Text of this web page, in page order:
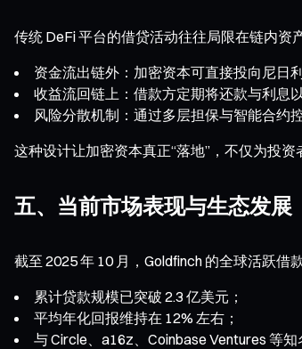
传统 DeFi 平台的借贷活动往往局限在链内资
资金流出链外：加密资本可直接投向尼日
收益流回链上：借款方定期将还款与利息
风险分散机制：通过多层担保与智能合约
这种设计让加密资本真正“落地”，不仅为投
五、当前市场表现与生态发展
截至 2025 年 10 月，Goldfinch 的全球活跃借
累计贷款规模已突破 2.3 亿美元；
平均年化回报维持在 12% 左右；
与 Circle、a16z、Coinbase Ventures 等知